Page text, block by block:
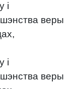
і
веры
і
веры